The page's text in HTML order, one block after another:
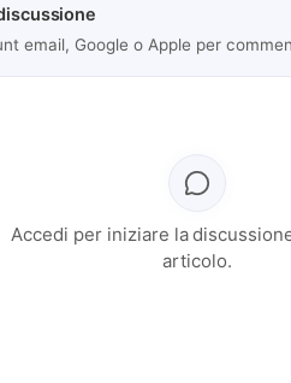
email, Google o Apple per
Accedi per iniziare la
articolo.